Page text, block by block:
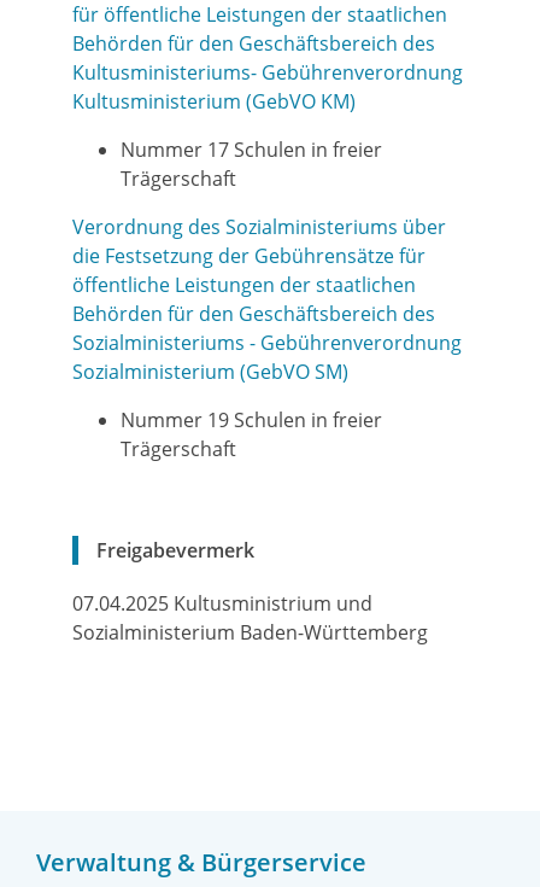
Verwaltung & Bürgerservice
für öffentliche Leistungen der staatlichen
Behörden für den Geschäftsbereich des
Kultusministeriums- Gebührenverordnung
Kultusministerium (GebVO KM)
Nummer 17 Schulen in freier
Trägerschaft
Verordnung des Sozialministeriums über
die Festsetzung der Gebührensätze für
öffentliche Leistungen der staatlichen
Behörden für den Geschäftsbereich des
Sozialministeriums - Gebührenverordnung
Sozialministerium (GebVO SM)
Nummer 19 Schulen in freier
Trägerschaft
Freigabevermerk
07.04.2025 Kultusministrium und
Sozialministerium Baden-Württemberg